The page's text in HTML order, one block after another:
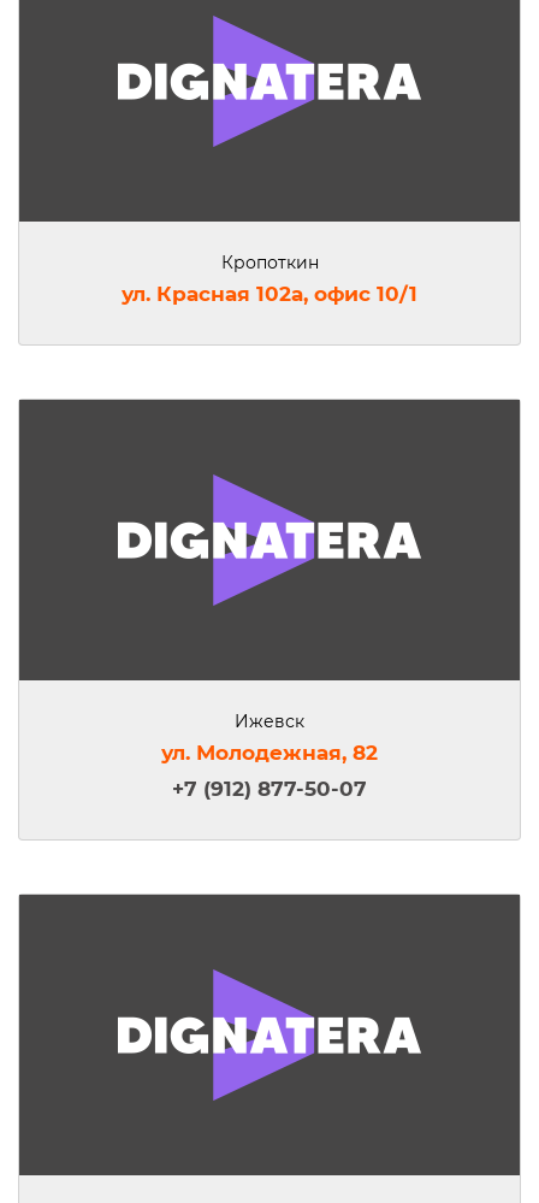
Кропоткин
ул. Красная 102а, офис 10/1
Ижевск
ул. Молодежная, 82
+7 (912) 877-50-07